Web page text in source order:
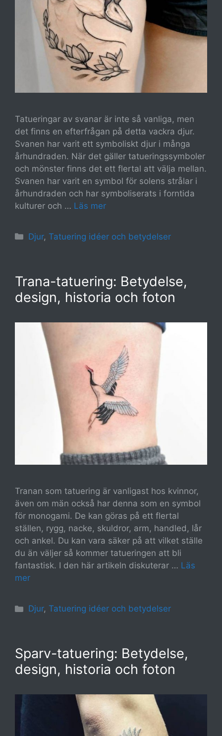
Tatueringar av svanar är inte så vanliga, men
det finns en efterfrågan på detta vackra djur.
Svanen har varit ett symboliskt djur i många
århundraden. När det gäller tatueringssymboler
och mönster finns det ett flertal att välja mellan.
Svanen har varit en symbol för solens strålar i
århundraden och har symboliserats i forntida
kulturer och … Läs mer
Kategorier
Djur, Tatuering idéer och betydelser
Trana-tatuering: Betydelse,
design, historia och foton
Tranan som tatuering är vanligast hos kvinnor,
även om män också har denna som en symbol
för monogami. De kan göras på ett flertal
ställen, rygg, nacke, skuldror, arm, handled, lår
och ankel. Du kan vara säker på att vilket ställe
du än väljer så kommer tatueringen att bli
fantastisk. I den här artikeln diskuterar … Läs
mer
Kategorier
Djur, Tatuering idéer och betydelser
Sparv-tatuering: Betydelse,
design, historia och foton